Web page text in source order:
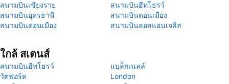
สนามบินเชียงราย
สนามบินฮีทโธรว์
สนามบินอุดรธานี
สนามบินดอนเมือง
สนามบินดอนเมือง
สนามบินลอสแอนเจลิส
ใกล้ สเตนส์
สนามบินฮีทโธรว์
แบล็กเนลล์
วัตฟอร์ด
London